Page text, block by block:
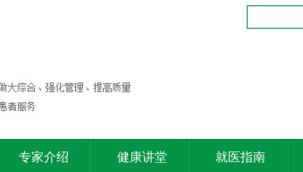
专家介绍 健康讲堂 就医指南